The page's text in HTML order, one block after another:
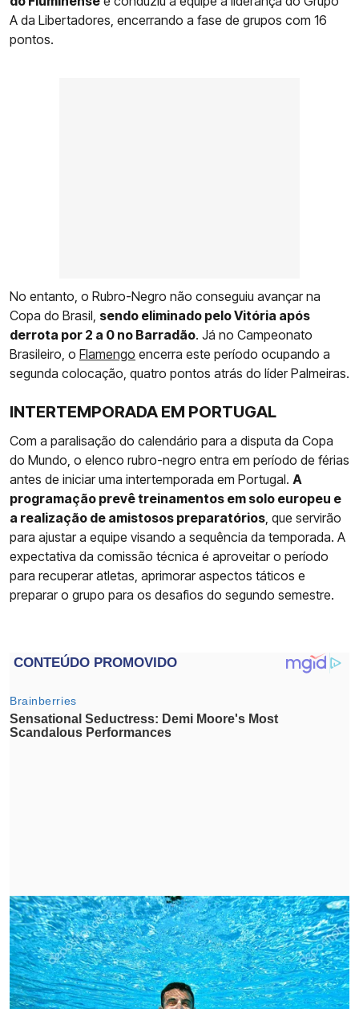
A da Libertadores, encerrando a fase de grupos com 16
pontos.
No entanto, o Rubro-Negro não conseguiu avançar na
Copa do Brasil, sendo eliminado pelo Vitória após
derrota por 2 a 0 no Barradão. Já no Campeonato
Brasileiro, o Flamengo encerra este período ocupando a
segunda colocação, quatro pontos atrás do líder Palmeiras.
INTERTEMPORADA EM PORTUGAL
Com a paralisação do calendário para a disputa da Copa
do Mundo, o elenco rubro-negro entra em período de férias
antes de iniciar uma intertemporada em Portugal. A
programação prevê treinamentos em solo europeu e
a realização de amistosos preparatórios , que servirão
para ajustar a equipe visando a sequência da temporada. A
expectativa da comissão técnica é aproveitar o período
para recuperar atletas, aprimorar aspectos táticos e
preparar o grupo para os desafios do segundo semestre.